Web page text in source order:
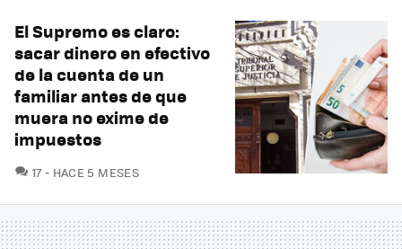
El Supremo es claro:
sacar dinero en efectivo
de la cuenta de un
familiar antes de que
muera no exime de
impuestos
17COMENTARIOS
HACE 5 MESES